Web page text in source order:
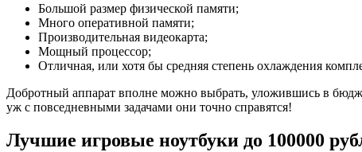
Большой размер физической памяти;
Много оперативной памяти;
Производительная видеокарта;
Мощный процессор;
Отличная, или хотя бы средняя степень охлаждения
Добротный аппарат вполне можно выбрать, уложившись в
уж с повседневными задачами они точно справятся!
Лучшие игровые ноутбуки до 100000